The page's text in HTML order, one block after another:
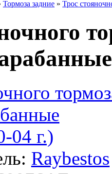
Тормоза задние » Трос
Raybestos